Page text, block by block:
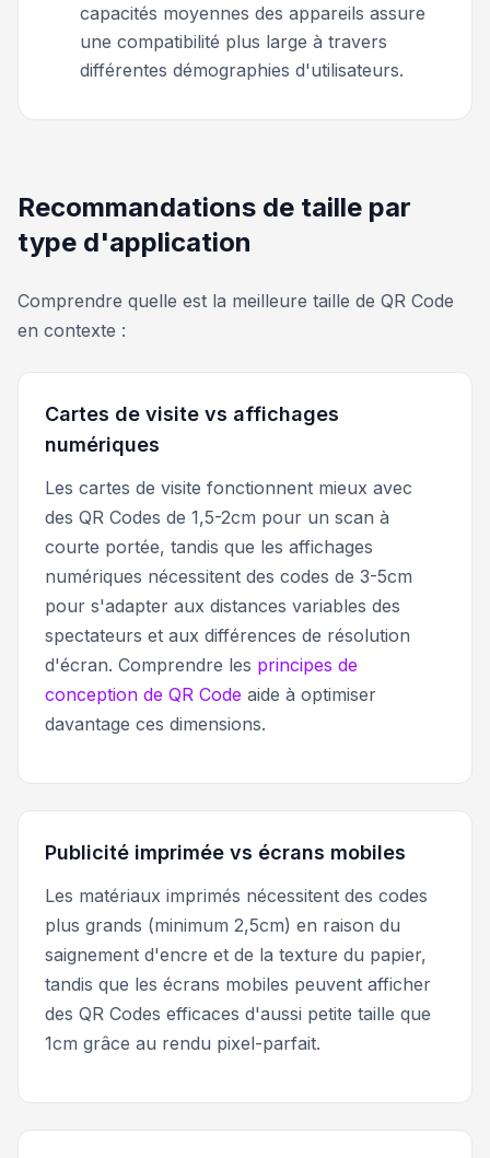
capacités moyennes des appareils assure
une compatibilité plus large à travers
différentes démographies d'utilisateurs.
Recommandations de taille par
type d'application
Comprendre quelle est la meilleure taille de QR Code
en contexte :
Cartes de visite vs affichages
numériques
Les cartes de visite fonctionnent mieux avec
des QR Codes de 1,5-2cm pour un scan à
courte portée, tandis que les affichages
numériques nécessitent des codes de 3-5cm
pour s'adapter aux distances variables des
spectateurs et aux différences de résolution
d'écran. Comprendre les principes de
conception de QR Code aide à optimiser
davantage ces dimensions.
Publicité imprimée vs écrans mobiles
Les matériaux imprimés nécessitent des codes
plus grands (minimum 2,5cm) en raison du
saignement d'encre et de la texture du papier,
tandis que les écrans mobiles peuvent afficher
des QR Codes efficaces d'aussi petite taille que
1cm grâce au rendu pixel-parfait.